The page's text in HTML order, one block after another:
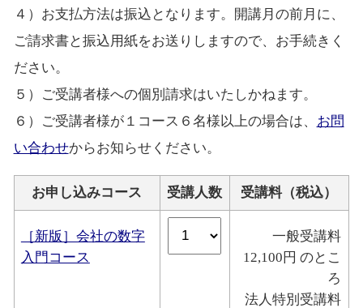
４）お支払方法は振込となります。開講月の前月に、
ご請求書と振込用紙をお送りしますので、お手続きく
ださい。
５）ご受講者様への個別請求はいたしかねます。
６）ご受講者様が１コース６名様以上の場合は、 お問
い合わせからお知らせください。
お申し込みコース 受講人数 受講料（税込）
［新版］会社の数字
入門コース
一般受講料
12,100円 のとこ
ろ
法人特別受講料